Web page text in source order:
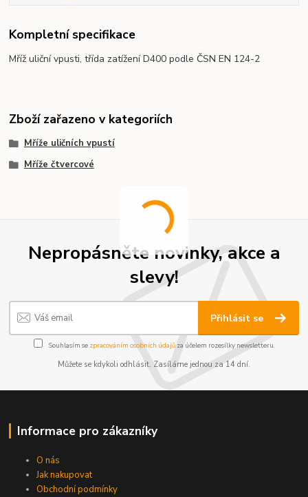
Kompletní specifikace
Mříž uliční vpusti, třída zatížení D400 podle ČSN EN 124-2
Zboží zařazeno v kategoriích
Mříže uličních vpustí
Mříže čtvercové
Nepropásněte novinky, akce a
slevy!
Přihlásit se
Souhlasím se zpracováním osobních údajůza účelem rozesílky newsletteru.
Můžete se kdykoli odhlásit. Zasíláme jednou za 14 dní.
Informace pro zákazníky
O nás
Jak nakupovat
Obchodní podmínky